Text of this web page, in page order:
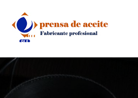
content